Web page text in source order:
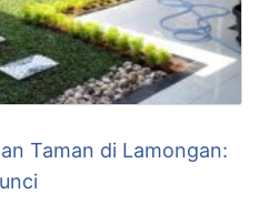
Taman di Lamongan: